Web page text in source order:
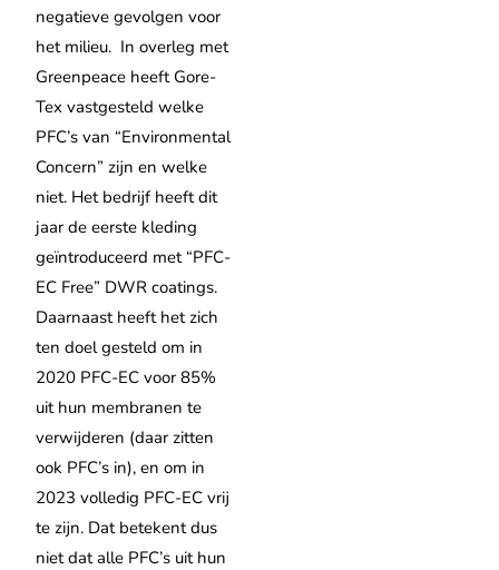
negatieve gevolgen voor
het milieu. In overleg met
Greenpeace heeft Gore-
Tex vastgesteld welke
PFC’s van “Environmental
Concern” zijn en welke
niet. Het bedrijf heeft dit
jaar de eerste kleding
geïntroduceerd met “PFC-
EC Free” DWR coatings.
Daarnaast heeft het zich
ten doel gesteld om in
2020 PFC-EC voor 85%
uit hun membranen te
verwijderen (daar zitten
ook PFC’s in), en om in
2023 volledig PFC-EC vrij
te zijn. Dat betekent dus
niet dat alle PFC’s uit hun